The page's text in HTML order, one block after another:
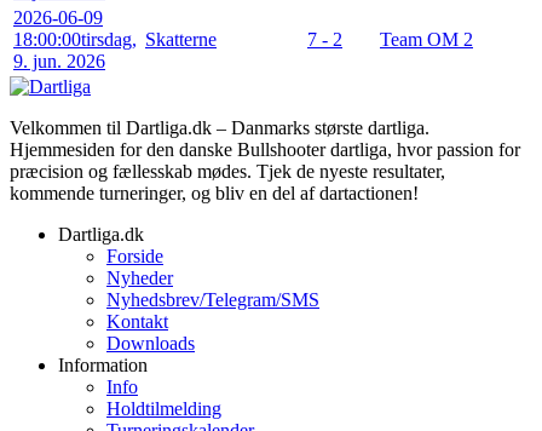
2026-06-09
18:00:00tirsdag,
9. jun. 2026
Skatterne 7 - 2 Team OM 2
Velkommen til Dartliga.dk – Danmarks største dartliga.
Hjemmesiden for den danske Bullshooter dartliga, hvor passion for
præcision og fællesskab mødes. Tjek de nyeste resultater,
kommende turneringer, og bliv en del af dartactionen!
Dartliga.dk
Forside
Nyheder
Nyhedsbrev/Telegram/SMS
Kontakt
Downloads
Information
Info
Holdtilmelding